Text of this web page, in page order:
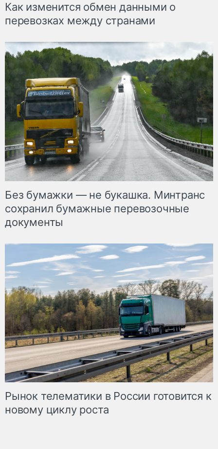
Как изменится обмен данными о
перевозках между странами
Без бумажки — не букашка. Минтранс
сохранил бумажные перевозочные
документы
Рынок телематики в России готовится к
новому циклу роста